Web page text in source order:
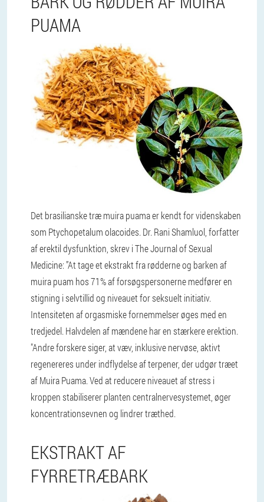
PUAMA
Det brasilianske træ muira puama er kendt for videnskaben
som Ptychopetalum olacoides. Dr. Rani Shamluol, forfatter
af erektil dysfunktion, skrev i The Journal of Sexual
Medicine: ”At tage et ekstrakt fra rødderne og barken af ​​
muira puam hos 71% af forsøgspersonerne medfører en
stigning i selvtillid og niveauet for seksuelt initiativ.
Intensiteten af ​​orgasmiske fornemmelser øges med en
tredjedel. Halvdelen af ​​mændene har en stærkere erektion.
"Andre forskere siger, at væv, inklusive nervøse, aktivt
regenereres under indflydelse af terpener, der udgør træet
af Muira Puama. Ved at reducere niveauet af stress i
kroppen stabiliserer planten centralnervesystemet, øger
koncentrationsevnen og lindrer træthed.
EKSTRAKT AF
FYRRETRÆBARK